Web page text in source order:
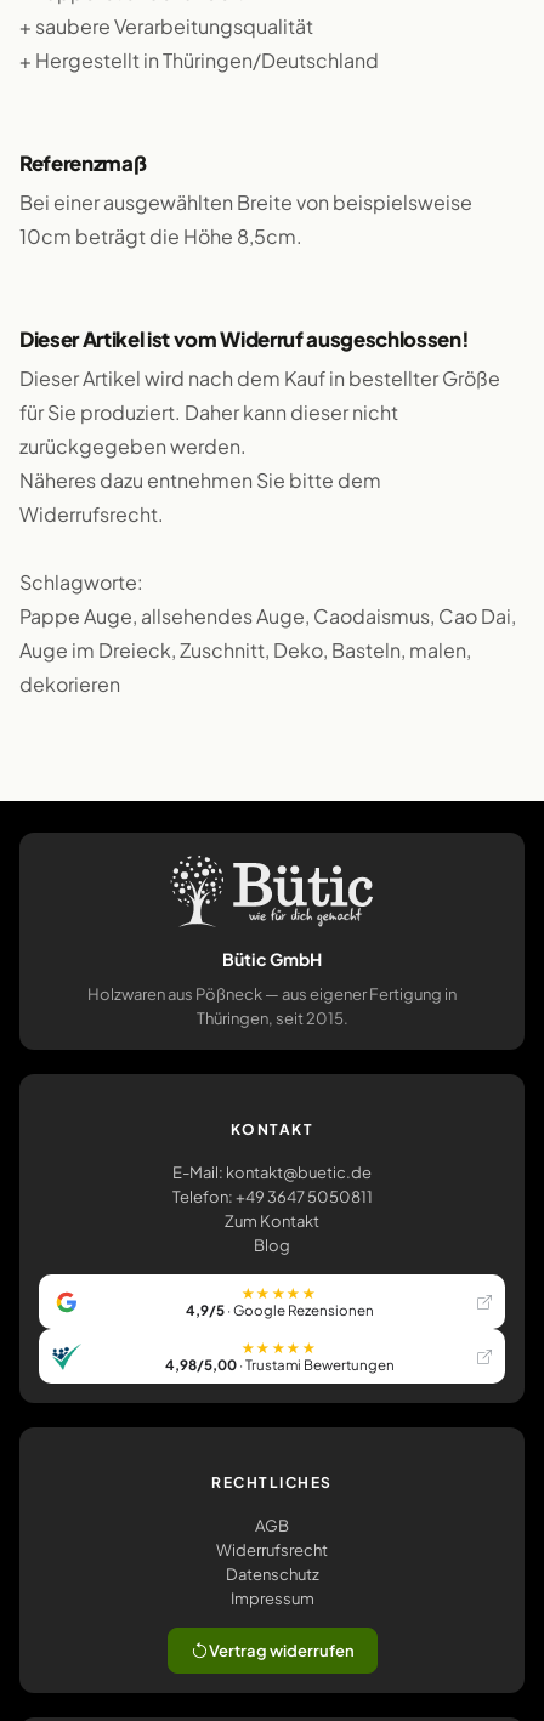
+ saubere Verarbeitungsqualität
+ Hergestellt in Thüringen/Deutschland
Referenzmaß
Bei einer ausgewählten Breite von beispielsweise
10cm beträgt die Höhe 8,5cm.
Dieser Artikel ist vom Widerruf ausgeschlossen!
Dieser Artikel wird nach dem Kauf in bestellter Größe
für Sie produziert. Daher kann dieser nicht
zurückgegeben werden.
Näheres dazu entnehmen Sie bitte dem
Widerrufsrecht.
Schlagworte:
Pappe Auge, allsehendes Auge, Caodaismus, Cao Dai,
Auge im Dreieck, Zuschnitt, Deko, Basteln, malen,
dekorieren
Bütic GmbH
Holzwaren aus Pößneck — aus eigener Fertigung in
Thüringen, seit 2015.
KONTAKT
E-Mail: kontakt@buetic.de
Telefon: +49 3647 5050811
Zum Kontakt
Blog
★★★★★
4,9/5· Google Rezensionen
★★★★★
4,98/5,00· Trustami Bewertungen
RECHTLICHES
AGB
Widerrufsrecht
Datenschutz
Impressum
Vertrag widerrufen